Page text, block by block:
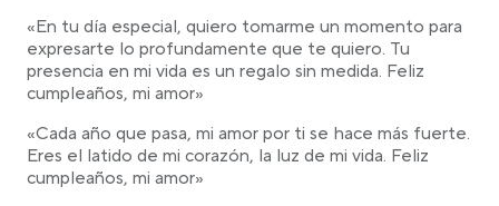
«En tu día especial, quiero tomarme un momento para
expresarte lo profundamente que te quiero. Tu
presencia en mi vida es un regalo sin medida. Feliz
cumpleaños, mi amor»
«Cada año que pasa, mi amor por ti se hace más fuerte.
Eres el latido de mi corazón, la luz de mi vida. Feliz
cumpleaños, mi amor»